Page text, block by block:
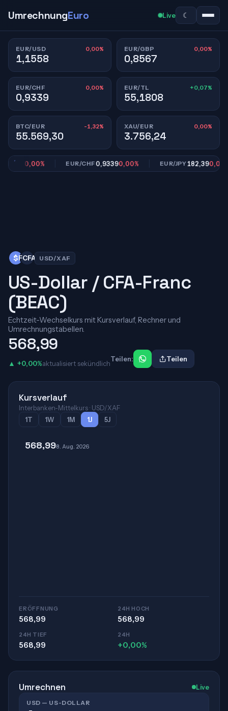
UmrechnungEuro Live ☾
EUR/USD 0,00%
1,1558
EUR/GBP 0,00%
0,8567
EUR/CHF 0,00%
0,9339
EUR/TL +0,07%
55,1808
BTC/EUR -1,32%
55.569,30
XAU/EUR 0,00%
3.756,24
0,00% EUR/CHF0,93390,00% EUR/JPY182,390,00%
$FCFA USD/XAF
US-Dollar / CFA-Franc
(BEAC)
Echtzeit-Wechselkurs mit Kursverlauf, Rechner und
Umrechnungstabellen.
568,99
▲ +0,00%aktualisiert sekündlich
Teilen: Teilen
Kursverlauf
Interbanken-Mittelkurs · USD/XAF
1T
1W 1M 1J 5J
568,998. Aug. 2026
ERÖFFNUNG
568,99
24H HOCH
568,99
24H TIEF
568,99
24H
+0,00%
Umrechnen Live
USD — US-DOLLAR